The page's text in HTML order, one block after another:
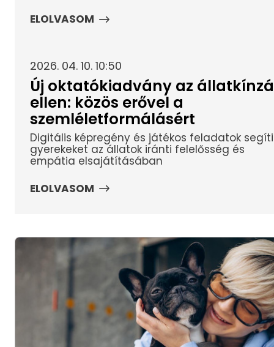
ELOLVASOM
2026. 04. 10. 10:50
Új oktatókiadvány az
ellen: közös erővel a
szemléletformálásért
Digitális képregény és játékos feladatok
gyerekeket az állatok iránti felelősség és
empátia elsajátításában
ELOLVASOM